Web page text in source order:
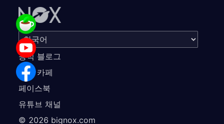
공식 블로그
공식 카페
페이스북
유튜브 채널
© 2026 bignox.com